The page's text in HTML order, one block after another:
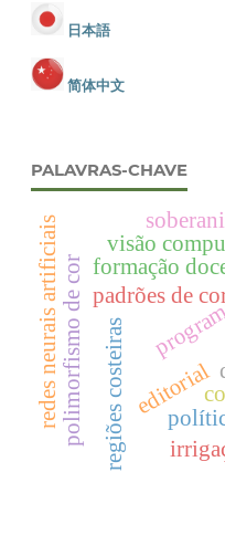
日本語
简体中文
PALAVRAS-CHAVE
editorial
padrões de
polimorfismo de corregiões costeiras
redes neurais artificiais visão
formação